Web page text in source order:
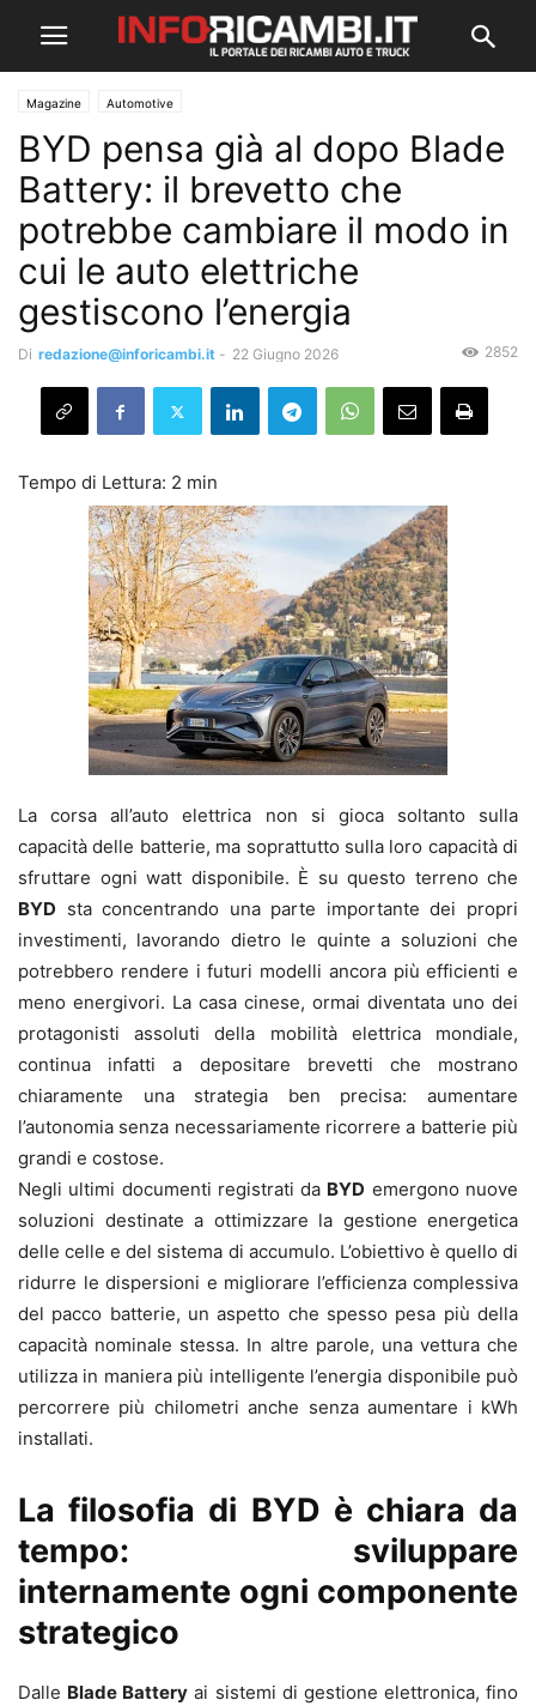
Magazine Automotive
BYD pensa già al dopo Blade
Battery: il brevetto che
potrebbe cambiare il modo in
cui le auto elettriche
gestiscono l’energia
Di redazione@inforicambi.it - 22 Giugno 2026 2852
La corsa all’auto elettrica non si gioca soltanto sulla
capacità delle batterie, ma soprattutto sulla loro capacità di
sfruttare ogni watt disponibile. È su questo terreno che
BYD sta concentrando una parte importante dei propri
investimenti, lavorando dietro le quinte a soluzioni che
potrebbero rendere i futuri modelli ancora più efficienti e
meno energivori. La casa cinese, ormai diventata uno dei
protagonisti assoluti della mobilità elettrica mondiale,
continua infatti a depositare brevetti che mostrano
chiaramente una strategia ben precisa: aumentare
l’autonomia senza necessariamente ricorrere a batterie più
grandi e costose.
Negli ultimi documenti registrati da BYD emergono nuove
soluzioni destinate a ottimizzare la gestione energetica
delle celle e del sistema di accumulo. L’obiettivo è quello di
ridurre le dispersioni e migliorare l’efficienza complessiva
del pacco batterie, un aspetto che spesso pesa più della
capacità nominale stessa. In altre parole, una vettura che
utilizza in maniera più intelligente l’energia disponibile può
percorrere più chilometri anche senza aumentare i kWh
installati.
La filosofia di BYD è chiara da
tempo: sviluppare
internamente ogni componente
strategico
Dalle Blade Battery ai sistemi di gestione elettronica, fino